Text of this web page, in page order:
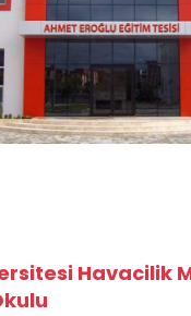
Havacilik